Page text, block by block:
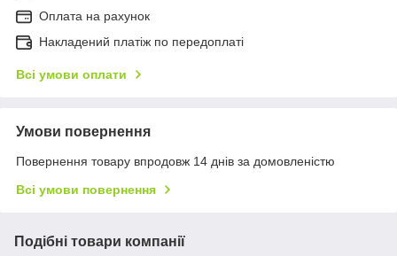
Оплата на рахунок
Накладений платіж по передоплаті
Всі умови оплати
Умови повернення
Повернення товару впродовж 14 днів за домовленістю
Всі умови повернення
Подібні товари компанії